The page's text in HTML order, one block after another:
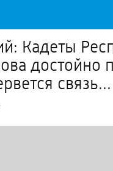
Кадеты
достойно
связь...